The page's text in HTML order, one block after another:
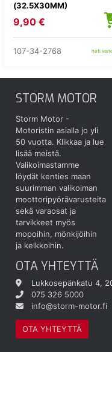
(32.5X30MM)
9,90 €
107-34-2768 heti
STORM MOTOR
Storm Motor -
Motoristin asialla jo yli
50 vuotta. Klikkaa ja lue
lisää meistä.
Valikoimastamme
löydät kenties maan
suurimman valikoiman
moottoripyörävarusteita
sekä varaosat ja
tarvikkeet myös
mopoihin, mönkijöihin
ja kelkkoihin.
OTA YHTEYTTÄ
Lukkosepänkatu 4,
075 326 5000
info@storm-motor.fi
OTA YHTEYTTÄ